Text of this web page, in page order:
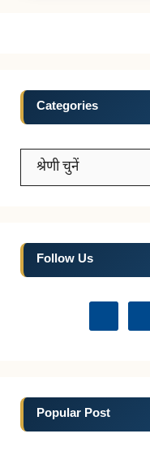
Categories
Categories
Follow Us
Popular Post